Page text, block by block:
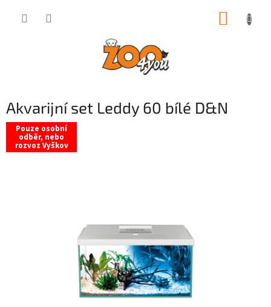
Akvarijní set Leddy 60 bílé D&N
Pouze osobní
odběr, nebo
rozvoz Vyškov